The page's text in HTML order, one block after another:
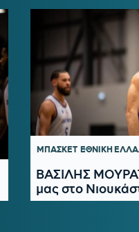
ΜΠΑΣΚΕΤ ΕΘΝΙΚΗ
ΒΑΣΙΛΗΣ
μας στο